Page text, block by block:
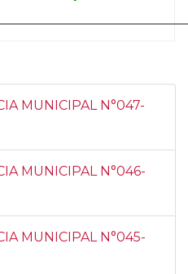
MUNICIPAL N°047-
MUNICIPAL N°046-
MUNICIPAL N°045-